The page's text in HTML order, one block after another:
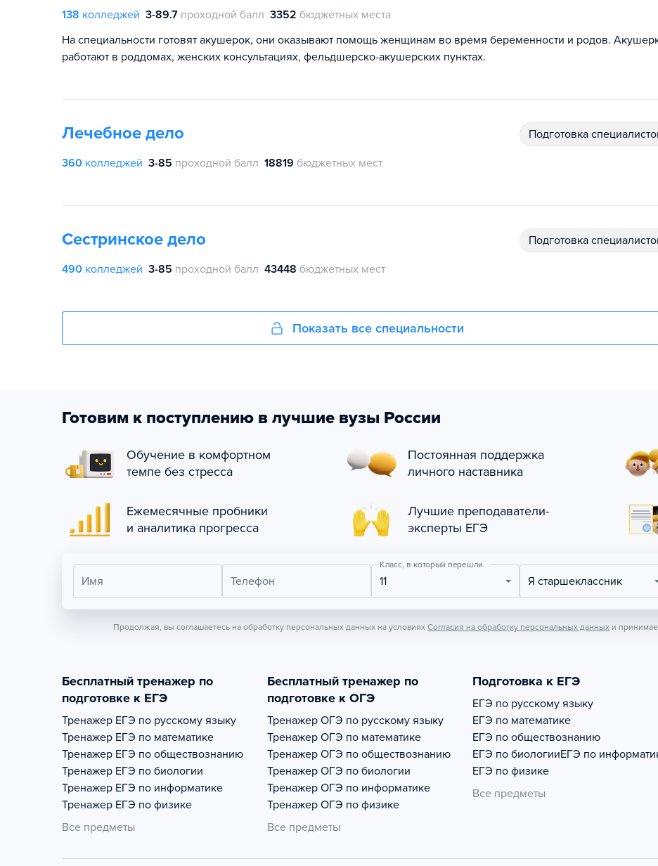
138 колледжей 3-89.7 проходной балл 3352 бюджетных места
На специальности готовят акушерок, они оказывают помощь женщинам во время беременности и родов.
работают в роддомах, женских консультациях, фельдшерско-акушерских пунктах.
Лечебное дело подготовка
360 колледжей 3-85 проходной балл 18819 бюджетных мест
Сестринское дело подготовка
490 колледжей 3-85 проходной балл 43448 бюджетных мест
Показать все специальности
Готовим к поступлению в лучшие вузы России
Обучение в комфортном
темпе без стресса
Постоянная поддержка
личного наставника
Ежемесячные пробники
и аналитика прогресса
Лучшие преподаватели-
эксперты ЕГЭ
Имя Телефон
Класс, в который перешли
11 Я старшеклассник
Продолжая, вы соглашаетесь на обработку персональных данных на условиях Согласия на обработку персональных данных и
Бесплатный тренажер по
подготовке к ЕГЭ
Тренажер ЕГЭ по русскому языку
Тренажер ЕГЭ по математике
Тренажер ЕГЭ по обществознанию
Тренажер ЕГЭ по биологии
Тренажер ЕГЭ по информатике
Тренажер ЕГЭ по физике
Все предметы
Бесплатный тренажер по
подготовке к ОГЭ
Тренажер ОГЭ по русскому языку
Тренажер ОГЭ по математике
Тренажер ОГЭ по обществознанию
Тренажер ОГЭ по биологии
Тренажер ОГЭ по информатике
Тренажер ОГЭ по физике
Все предметы
Подготовка к ЕГЭ
ЕГЭ по русскому языку
ЕГЭ по математике
ЕГЭ по обществознанию
ЕГЭ по биологииЕГЭ по
ЕГЭ по физике
Все предметы